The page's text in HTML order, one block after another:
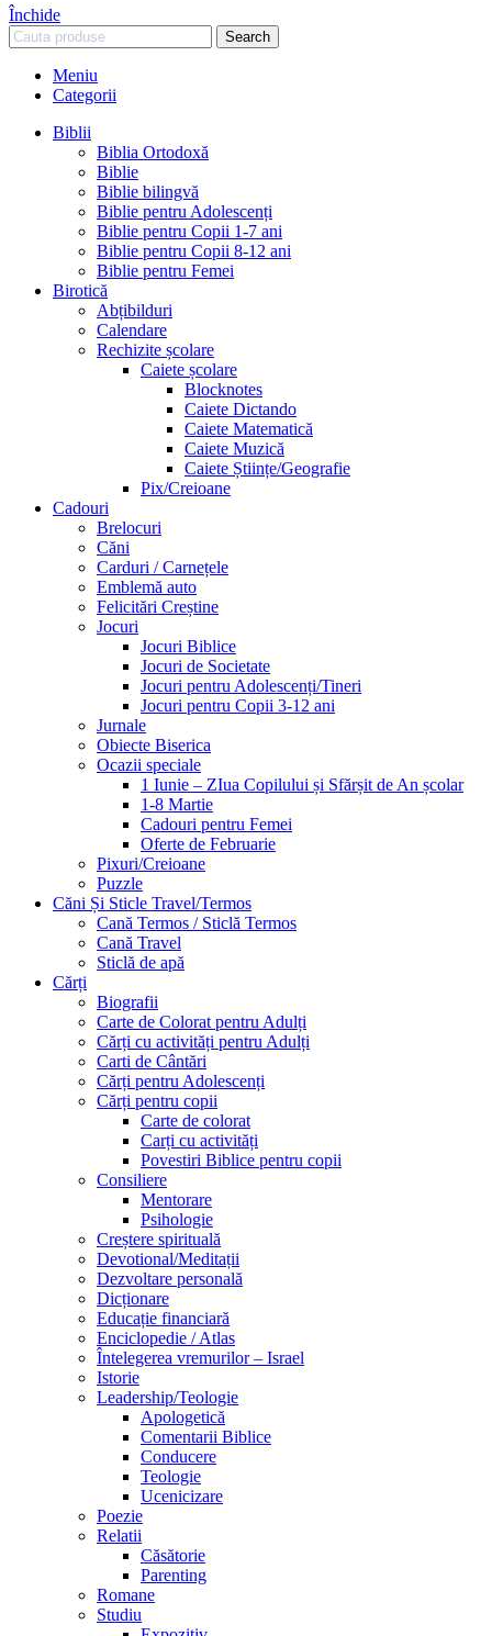
Închide
Search
Meniu
Categorii
Biblii
Biblia Ortodoxă
Biblie
Biblie bilingvă
Biblie pentru Adolescenți
Biblie pentru Copii 1-7 ani
Biblie pentru Copii 8-12 ani
Biblie pentru Femei
Birotică
Abțibilduri
Calendare
Rechizite școlare
Caiete școlare
Blocknotes
Caiete Dictando
Caiete Matematică
Caiete Muzică
Caiete Științe/Geografie
Pix/Creioane
Cadouri
Brelocuri
Căni
Carduri / Carnețele
Emblemă auto
Felicitări Creștine
Jocuri
Jocuri Biblice
Jocuri de Societate
Jocuri pentru Adolescenți/Tineri
Jocuri pentru Copii 3-12 ani
Jurnale
Obiecte Biserica
Ocazii speciale
1 Iunie – ZIua Copilului și Sfărșit de An școlar
1-8 Martie
Cadouri pentru Femei
Oferte de Februarie
Pixuri/Creioane
Puzzle
Căni Și Sticle Travel/Termos
Cană Termos / Sticlă Termos
Cană Travel
Sticlă de apă
Cărți
Biografii
Carte de Colorat pentru Adulți
Cărți cu activități pentru Adulți
Carti de Cântări
Cărți pentru Adolescenți
Cărți pentru copii
Carte de colorat
Carți cu activități
Povestiri Biblice pentru copii
Consiliere
Mentorare
Psihologie
Creștere spirituală
Devotional/Meditații
Dezvoltare personală
Dicționare
Educație financiară
Enciclopedie / Atlas
Întelegerea vremurilor – Israel
Istorie
Leadership/Teologie
Apologetică
Comentarii Biblice
Conducere
Teologie
Ucenicizare
Poezie
Relatii
Căsătorie
Parenting
Romane
Studiu